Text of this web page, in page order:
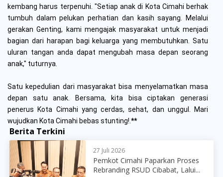
kembang harus terpenuhi. "Setiap anak di Kota Cimahi berhak
tumbuh dalam pelukan perhatian dan kasih sayang. Melalui
gerakan Genting, kami mengajak masyarakat untuk menjadi
bagian dari harapan bagi keluarga yang membutuhkan. Satu
uluran tangan anda dapat mengubah masa depan seorang
anak," tuturnya.
Satu kepedulian dari masyarakat bisa menyelamatkan masa
depan satu anak. Bersama, kita bisa ciptakan generasi
penerus Kota Cimahi yang cerdas, sehat, dan unggul. Mari
wujudkan Kota Cimahi bebas stunting!. **
Berita Terkini
27 Juli 2026
Pemkot Cimahi Paparkan Proses
Rebranding RSUD Cibabat, Lalui...